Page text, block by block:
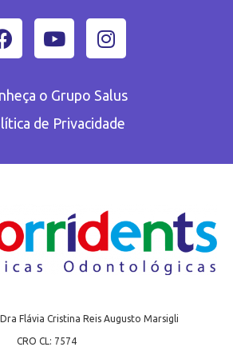
o Grupo Salus
de Privacidade
Dra Flávia Cristina Reis Augusto Marsigli
CRO CL: 7574